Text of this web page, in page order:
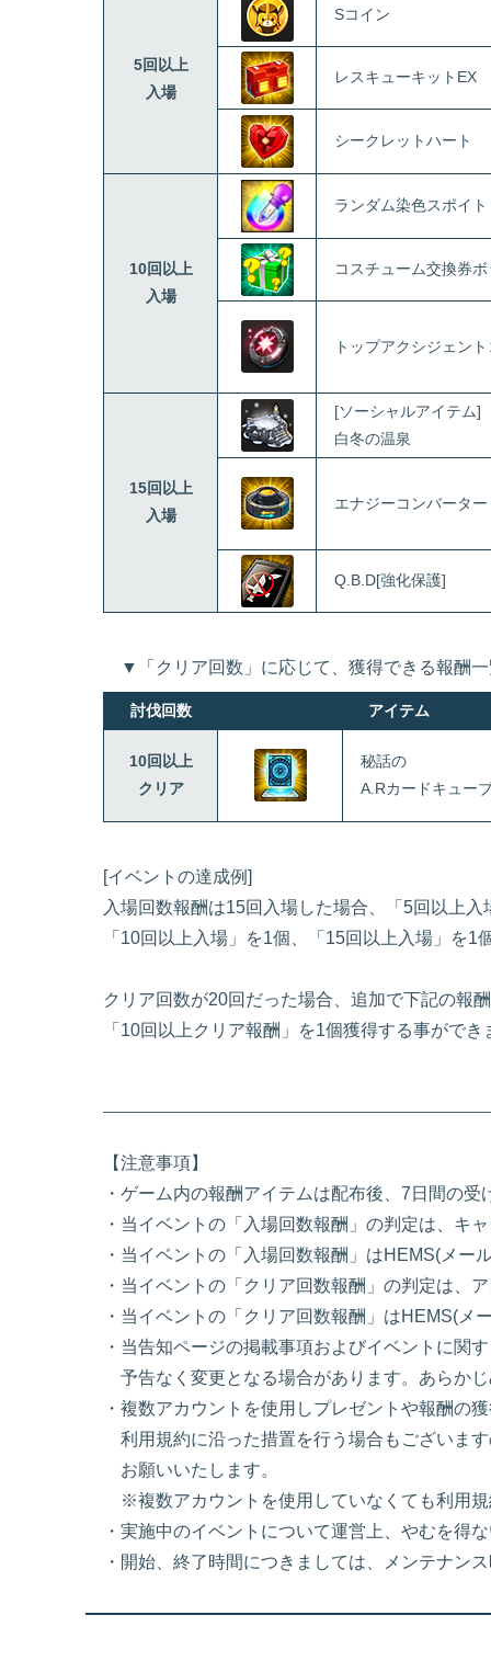
5回以上
入場
Sコイン
レスキューキットEX
シークレットハート
10回以上
入場
ランダム染色スポイト
コスチューム交換券
トップアクシジェン
15回以上
入場
[ソーシャルアイテム]
白冬の温泉
エナジーコンバーター
Q.B.D[強化保護]
▼「クリア回数」に応じて、獲得できる報酬
討伐回数 アイテム
10回以上
クリア
秘話の
A.Rカードキュー
[イベントの達成例]
入場回数報酬は15回入場した場合、「5回以上入
「10回以上入場」を1個、「15回以上入場」を1
クリア回数が20回だった場合、追加で下記の報
「10回以上クリア報酬」を1個獲得する事ができ
【注意事項】
・ゲーム内の報酬アイテムは配布後、7日間の
・当イベントの「入場回数報酬」の判定は、キ
・当イベントの「入場回数報酬」はHEMS(メー
・当イベントの「クリア回数報酬」の判定は、
・当イベントの「クリア回数報酬」はHEMS(
・当告知ページの掲載事項およびイベントに関
予告なく変更となる場合があります。あらか
・複数アカウントを使用しプレゼントや報酬の
利用規約に沿った措置を行う場合もございま
お願いいたします。
※複数アカウントを使用していなくても利用
・実施中のイベントについて運営上、やむを得
・開始、終了時間につきましては、メンテナン